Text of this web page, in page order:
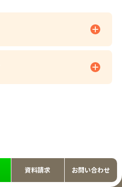
資料請求 お問い合わせ